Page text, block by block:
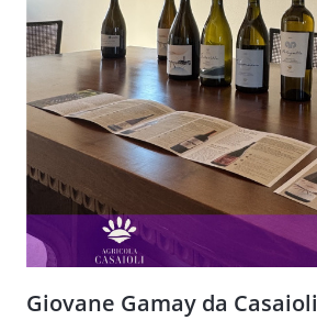
Giovane Gamay da Casaioli